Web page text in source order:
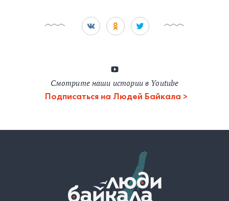
Смотрите наши истории в Youtube
Подписаться на Людей Байкала